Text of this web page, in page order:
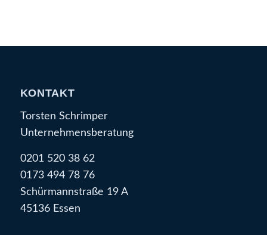
KONTAKT
Torsten Schrimper
Unternehmensberatung
0201 520 38 62
0173 494 78 76
Schürmannstraße 19 A
45136 Essen